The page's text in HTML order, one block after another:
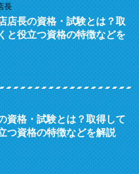
長
店長の資格・試験とは？取
と役立つ資格の特徴などを
資格・試験とは？取得して
つ資格の特徴などを解説